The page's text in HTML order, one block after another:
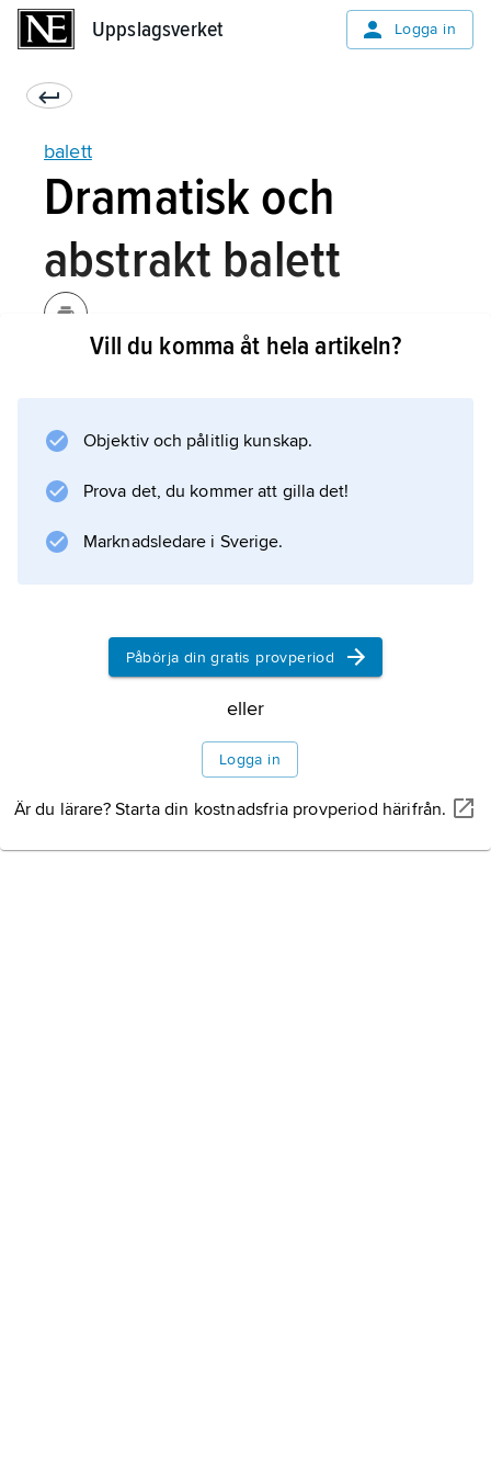
Uppslagsverket Logga in
balett
Dramatisk och
abstrakt balett
med musiken som rörelserna blir
betydelsebärande. Under seklen har två
riktningar gjort sig gällande. Noverre, Fokine
dansen skulle vara dramatisk och uttrycksfull
Vill du komma åt hela artikeln?
Objektiv och pålitlig kunskap.
Prova det, du kommer att gilla det!
Marknadsledare i Sverige.
Påbörja din gratis provperiod
eller
Logga in
Är du lärare? Starta din kostnadsfria provperiod härifrån.